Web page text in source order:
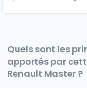
Maxus
Nissan
Quels sont les
apportés par
Renault Master ?